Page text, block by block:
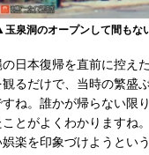
玉泉洞のオープンして間もな
日本復帰を直前に控え
るだけで、当時の繁盛
すね。誰かが帰らない限
ことがよくわかりますね
娯楽を印象づけようとい